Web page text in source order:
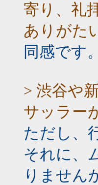
寄り、礼
ありがた
同感です。
> 渋谷や
サッラー
ただし、
それに、
りません